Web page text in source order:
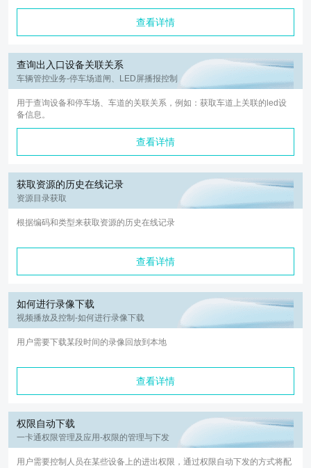
查看详情
查询出入口设备关联关系
车辆管控业务-停车场道闸、LED屏播报控制
用于查询设备和停车场、车道的关联关系，例如：获取车道上关联的led设
备信息。
查看详情
获取资源的历史在线记录
资源目录获取
根据编码和类型来获取资源的历史在线记录
查看详情
如何进行录像下载
视频播放及控制-如何进行录像下载
用户需要下载某段时间的录像回放到本地
查看详情
权限自动下载
一卡通权限管理及应用-权限的管理与下发
用户需要控制人员在某些设备上的进出权限，通过权限自动下发的方式将配